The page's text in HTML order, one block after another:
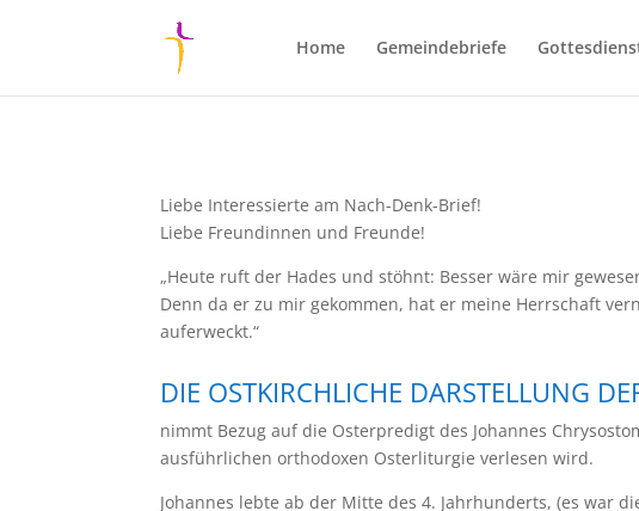
Home Gemeindebriefe
Liebe Interessierte am Nach-Denk-Brief!
Liebe Freundinnen und Freunde!
„Heute ruft der Hades und stöhnt: Besser wäre mir
Denn da er zu mir gekommen, hat er meine Herrschaft
auferweckt.“
DIE OSTKIRCHLICHE DARSTELLUNG
nimmt Bezug auf die Osterpredigt des Johannes
ausführlichen orthodoxen Osterliturgie verlesen wird.
Johannes lebte ab der Mitte des 4. Jahrhunderts, (es war